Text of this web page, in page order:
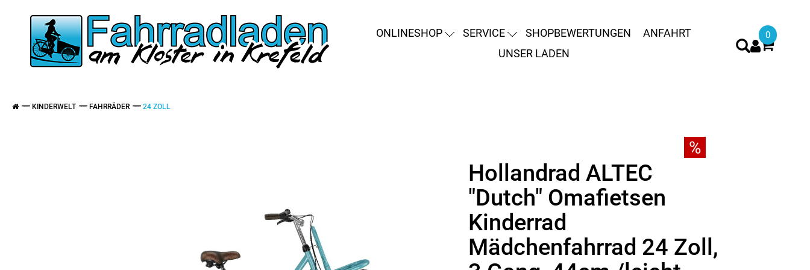
ONLINESHOP SERVICE SHOPBEWERTUNGEN
ANFAHRT
UNSER LADEN
0
KINDERWELT FAHRRÄDER 24 ZOLL
Hollandrad ALTEC
"Dutch" Omafietsen
Kinderrad
Mädchenfahrrad 24 Zoll,